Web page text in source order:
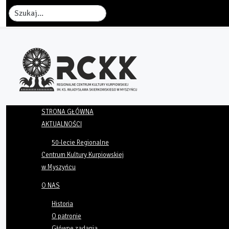
Szukaj
STRONA GŁÓWNA
AKTUALNOŚCI
50-lecie Regionalne
Centrum Kultury Kurpiowskiej
w Myszyńcu
O NAS
Historia
O patronie